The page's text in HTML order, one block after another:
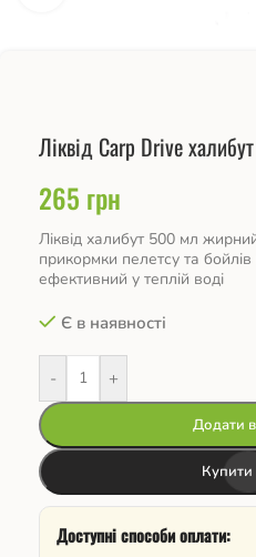
Ліквід Carp Drive
265 грн
Ліквід халибут 500 мл
прикормки пелетсу та
ефективний у теплій воді
Є в наявності
- +
Додати
Купити
Доступні способи оплати: